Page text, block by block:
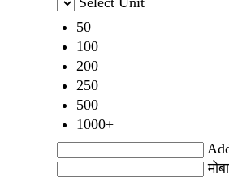
50
100
200
250
500
1000+